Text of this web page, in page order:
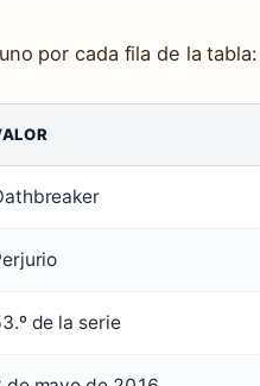
por cada fila de la tabla:
de la serie